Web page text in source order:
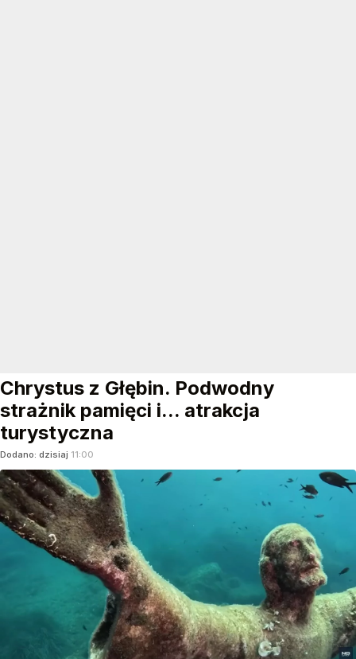
Chrystus z Głębin. Podwodny
strażnik pamięci i... atrakcja
turystyczna
Dodano: dzisiaj 11:00